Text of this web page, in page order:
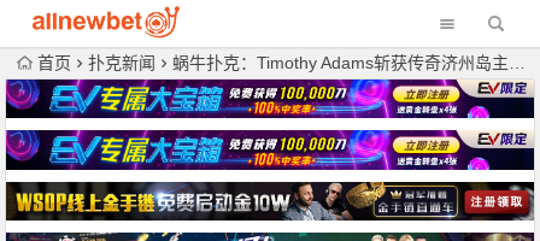
首页 扑克新闻 蜗牛扑克：Timothy Adams斩获传奇济州岛主赛冠军